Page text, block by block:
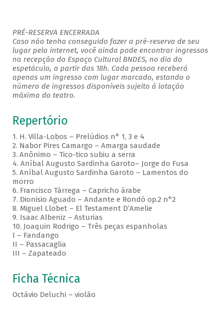
PRÉ-RESERVA ENCERRADA
Caso não tenha conseguido fazer a pré-reserva de seu
lugar pela internet, você ainda pode encontrar ingressos
na recepção do Espaço Cultural BNDES, no dia do
espetáculo, a partir das 18h. Cada pessoa receberá
apenas um ingresso com lugar marcado, estando o
número de ingressos disponíveis sujeito à lotação
máxima do teatro.
Repertório
1. H. Villa-Lobos – Prelúdios n° 1, 3 e 4
2. Nabor Pires Camargo – Amarga saudade
3. Anônimo – Tico-tico subiu a serra
4. Aníbal Augusto Sardinha Garoto– Jorge do Fusa
5. Aníbal Augusto Sardinha Garoto – Lamentos do
morro
6. Francisco Tárrega – Capricho árabe
7. Dionisio Aguado – Andante e Rondó op.2 n°2
8. Miguel Llobet – El Testament D’Amelie
9. Isaac Albeniz – Asturias
10. Joaquin Rodrigo – Três peças espanholas
I – Fandango
II – Passacaglia
III – Zapateado
Ficha Técnica
Octávio Deluchi – violão